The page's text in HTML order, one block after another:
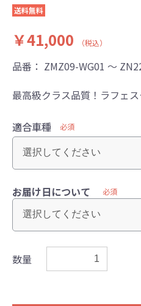
送料無料
￥41,000 （税込）
品番： ZMZ09-WG01 ～
最高級クラス品質！ラフェ
適合車種 必須
お届け日について 必須
数量